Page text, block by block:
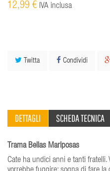
12,99 € IVA inclusa
Twitta Condividi
DETTAGLI SCHEDA TECNICA
Trama Bellas Mariposas
Cate ha undici anni e tanti fratelli.